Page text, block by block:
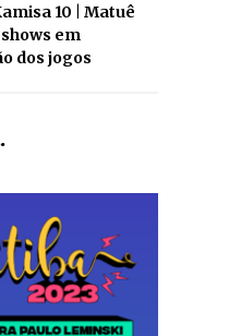
10 | Matuê
em
dos jogos